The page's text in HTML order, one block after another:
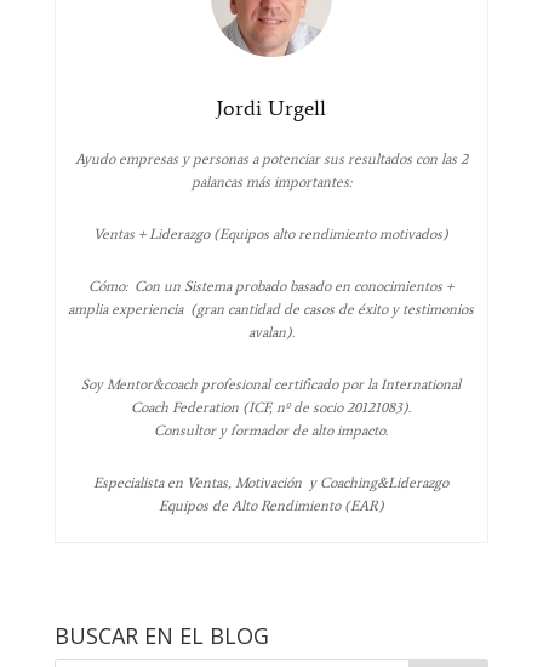
Jordi Urgell
Ayudo empresas y personas a potenciar sus resultados con las 2
palancas más importantes:
Ventas + Liderazgo (Equipos alto rendimiento motivados)
Cómo: Con un Sistema probado basado en conocimientos +
amplia experiencia (gran cantidad de casos de éxito y testimonios
avalan).
Soy Mentor&coach profesional certificado por la International
Coach Federation (ICF, nº de socio 20121083).
Consultor y formador de alto impacto.
Especialista en Ventas, Motivación y Coaching&Liderazgo
Equipos de Alto Rendimiento (EAR)
BUSCAR EN EL BLOG